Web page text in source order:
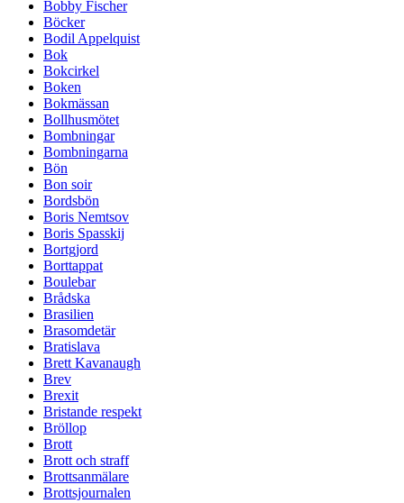
Bobby Fischer
Böcker
Bodil Appelquist
Bok
Bokcirkel
Boken
Bokmässan
Bollhusmötet
Bombningar
Bombningarna
Bön
Bon soir
Bordsbön
Boris Nemtsov
Boris Spasskij
Bortgjord
Borttappat
Boulebar
Brådska
Brasilien
Brasomdetär
Bratislava
Brett Kavanaugh
Brev
Brexit
Bristande respekt
Bröllop
Brott
Brott och straff
Brottsanmälare
Brottsjournalen